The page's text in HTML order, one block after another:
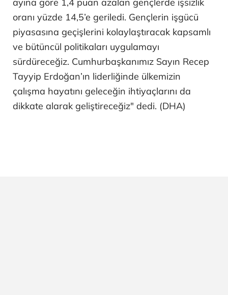
ayına göre 1,4 puan azalan gençlerde işsizlik
oranı yüzde 14,5’e geriledi. Gençlerin işgücü
piyasasına geçişlerini kolaylaştıracak kapsamlı
ve bütüncül politikaları uygulamayı
sürdüreceğiz. Cumhurbaşkanımız Sayın Recep
Tayyip Erdoğan’ın liderliğinde ülkemizin
çalışma hayatını geleceğin ihtiyaçlarını da
dikkate alarak geliştireceğiz" dedi. (DHA)